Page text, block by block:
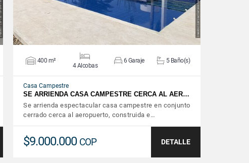
400 m²
4 Alcobas
6 Garaje 5 Baño(s)
Casa Campestre
SE ARRIENDA CASA CAMPESTRE CERCA AL AER…
Se arrienda espectacular casa campestre en conjunto
cerrado cerca al aeropuerto, construida e…
$9.000.000 COP DETALLE